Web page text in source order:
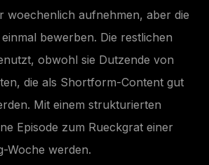
woechenlich aufnehmen, aber die
bewerben. Die restlichen
obwohl sie Dutzende von
die als Shortform-Content gut
Mit einem strukturierten
Episode zum Rueckgrat einer
Woche werden.